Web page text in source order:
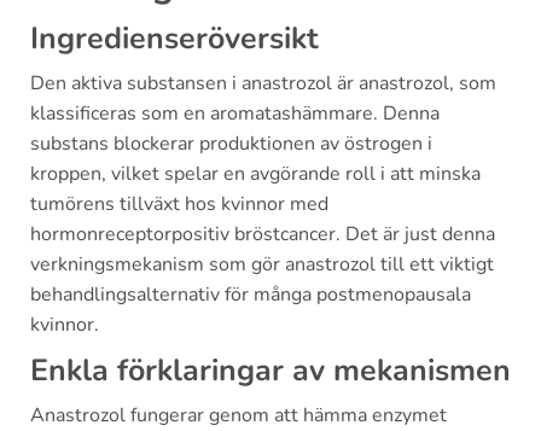
Ingredienseröversikt
Den aktiva substansen i anastrozol är anastrozol, som
klassificeras som en aromatashämmare. Denna
substans blockerar produktionen av östrogen i
kroppen, vilket spelar en avgörande roll i att minska
tumörens tillväxt hos kvinnor med
hormonreceptorpositiv bröstcancer. Det är just denna
verkningsmekanism som gör anastrozol till ett viktigt
behandlingsalternativ för många postmenopausala
kvinnor.
Enkla förklaringar av mekanismen
Anastrozol fungerar genom att hämma enzymet